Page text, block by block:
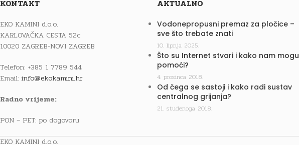
KONTAKT
EKO KAMINI d.o.o.
KARLOVAČKA CESTA 52c
10020 ZAGREB-NOVI ZAGREB
Telefon: +385 1 7789 544
Email: info@ekokamini.hr
Radno vrijeme:
PON – PET: po dogovoru
AKTUALNO
Vodonepropusni premaz za pločice –
sve što trebate znati
10. lipnja 2025.
Što su Internet stvari i kako nam mogu
pomoći?
4. prosinca 2018.
Od čega se sastoji i kako radi sustav
centralnog grijanja?
21. studenoga 2018.
EKO KAMINI d.o.o.